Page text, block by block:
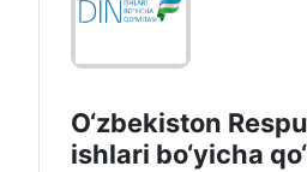
O‘zbekiston
ishlаri bo‘yichа